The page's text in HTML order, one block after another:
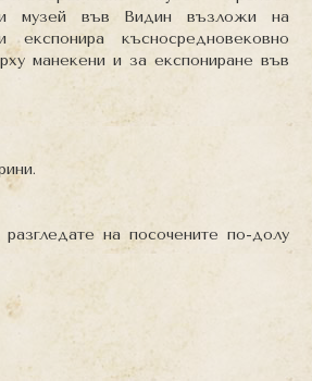
музей във Видин възложи на
късносредновековно
манекени и за експониране във
на посочените по-долу